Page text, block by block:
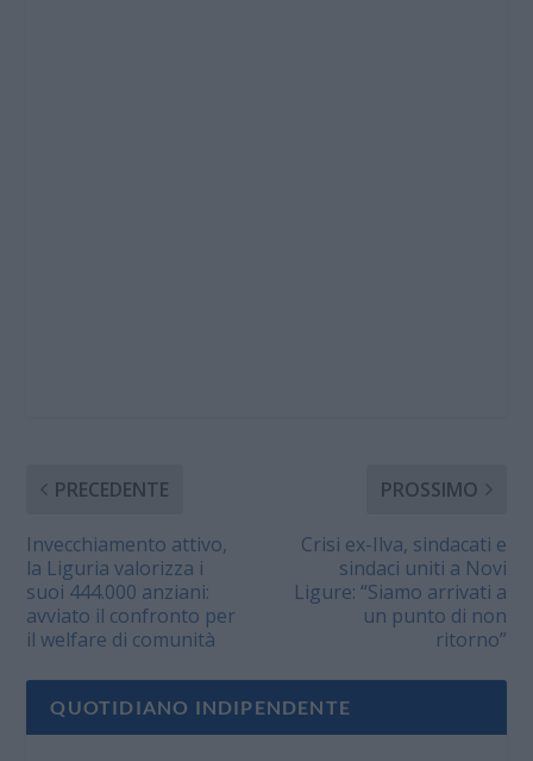
PRECEDENTE
Invecchiamento attivo,
la Liguria valorizza i
suoi 444.000 anziani:
avviato il confronto per
il welfare di comunità
PROSSIMO
Crisi ex-Ilva, sindacati e
sindaci uniti a Novi
Ligure: “Siamo arrivati a
un punto di non
ritorno”
QUOTIDIANO INDIPENDENTE